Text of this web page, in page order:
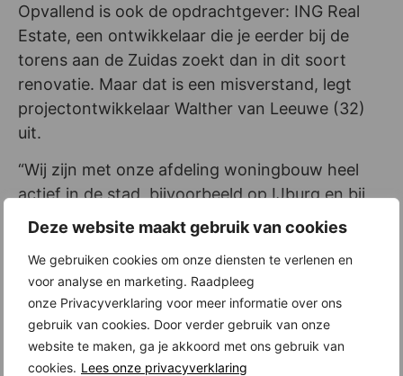
Deze website maakt gebruik van cookies
We gebruiken cookies om onze diensten te verlenen en
voor analyse en marketing. Raadpleeg
onze Privacyverklaring voor meer informatie over ons
gebruik van cookies. Door verder gebruik van onze
website te maken, ga je akkoord met ons gebruik van
cookies. Lees onze privacyverklaring
Opvallend is ook de opdrachtgever: ING Real
Estate, een ontwikkelaar die je eerder bij de
torens aan de Zuidas zoekt dan in dit soort
renovatie. Maar dat is een misverstand, legt
projectontwikkelaar Walther van Leeuwe (32)
uit.
“Wij zijn met onze afdeling woningbouw heel
actief in de stad, bijvoorbeeld op IJburg en bij
Overhoeks,” vertelt hij. “Dit project sluit
naadloos aan bij onze doelstelling: een plek
creëren waar mensen graag verblijven. Wij
konden een bestaand gebouw een nieuwe
functie geven. Bovendien met zo veel kwaliteit,
dat we als eerste vernieuwbouwproject een
GIW-certificaat hebben gekregen, het